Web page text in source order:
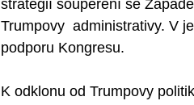
strategií soupeření se
Trumpovy  administrativy. V
podporu Kongresu.
K odklonu od Trumpovy